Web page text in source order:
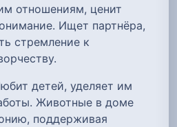
отношениям, ценит
Ищет партнёра,
стремление к
детей, уделяет им
Животные в доме
поддерживая